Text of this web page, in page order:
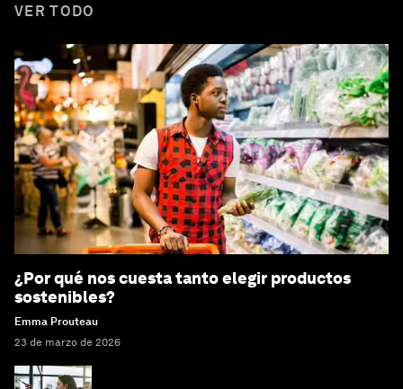
VER TODO
¿Por qué nos cuesta tanto elegir productos
sostenibles?
Emma Prouteau
23 de marzo de 2026